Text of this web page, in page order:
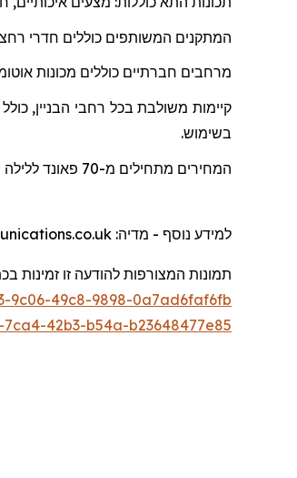
המתקנים המשותפים כוללים חדרי
מרחבים חברתיים כוללים מכונות
קיימות משולבת בכל רחבי הבניין,
בשימוש.
המחירים מתחילים מ-70
פאונד ללילה
למידע נוסף - מדיה: otherwander@wcommunications.co.uk
תמונות המצורפות להודעה זו זמינות
9c06-49c8-9898-0a7ad6faf6fb
42b3-b54a-b23648477e85